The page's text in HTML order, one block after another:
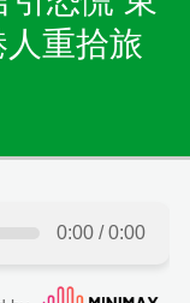
重拾旅